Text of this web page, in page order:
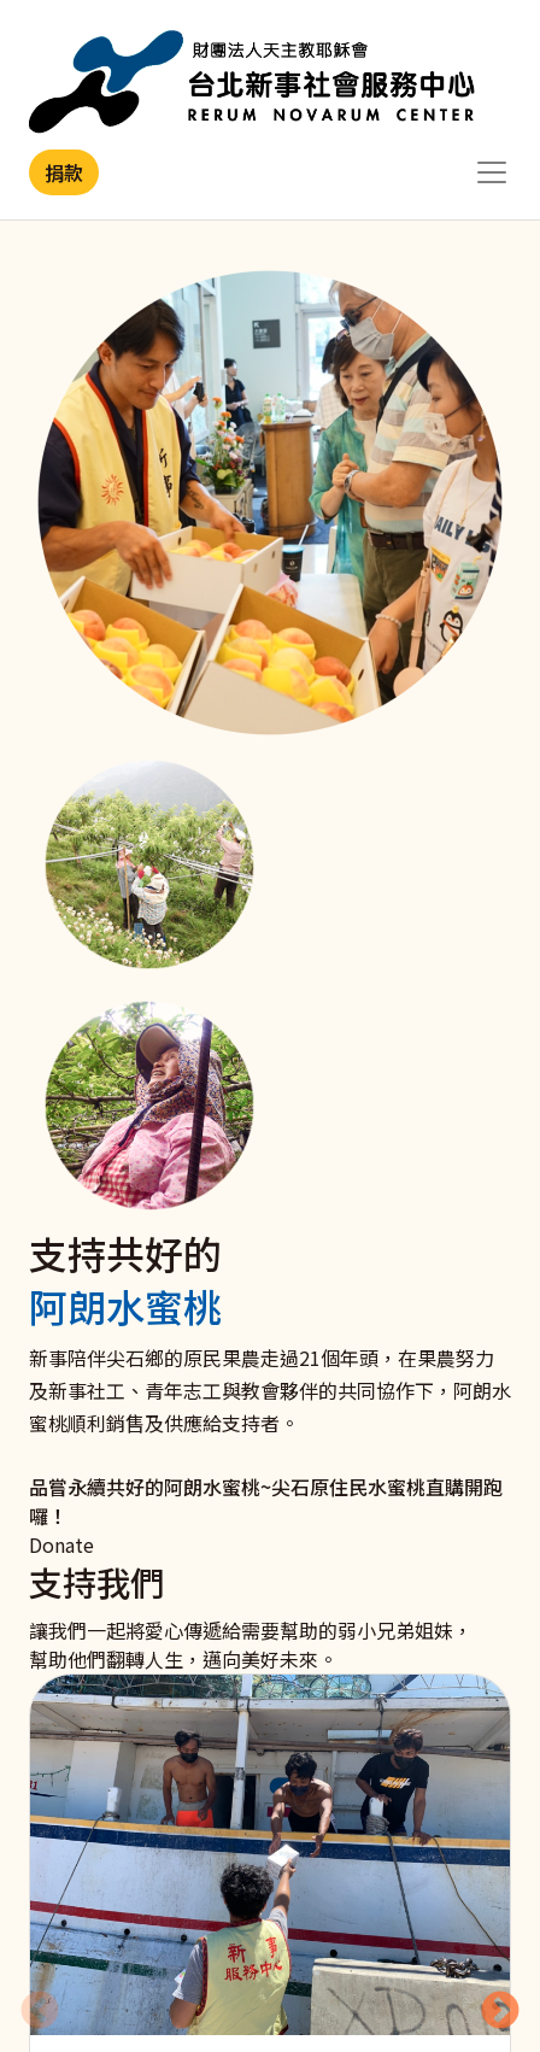
捐款
支持共好的
阿朗水蜜桃
新事陪伴尖石鄉的原民果農走過21個年頭，在果農努力
及新事社工、青年志工與教會夥伴的共同協作下，阿朗水
蜜桃順利銷售及供應給支持者。
品嘗永續共好的阿朗水蜜桃~尖石原住民水蜜桃直購開跑
囉！
電子發票 捐款愛心碼102
我們有愛心碼囉
愛心一領二 愛心不落後 聚沙可成塔
我要捐款
照護技能大進化
移工用心學習、用愛照顧
新事社會服務中心的移工照護訓練課程也來到了第二次！
來自印尼、越南、菲律賓的外籍看護們帶著上一次課程的
收穫與期待，再次踏進教室。
立即行動
聘僱移工家庭
與移工共好服務
打造雇主放心移工安心的新勞雇關係！ 聯絡新事社會服
務中心，了解更多關於良好雇主和移工溝通、勞雇關係促
進、相關法律及資源的資訊吧！
了解更多
捐款支持《扶原民‧救弱勢》
衛部救字第1141363166號
助原住民弱勢及受災家庭和青少年培力學習，迎向未來，
翻轉命運。
Donate
支持我們
讓我們一起將愛心傳遞給需要幫助的弱小兄弟姐妹，
幫助他們翻轉人生，邁向美好未來。